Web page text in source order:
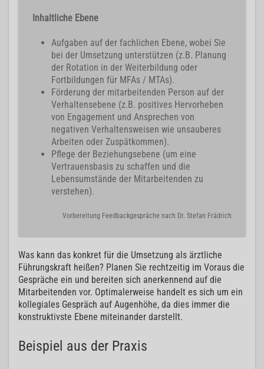
Inhaltliche Ebene
Aufgaben auf der fachlichen Ebene, wobei Sie
bei der Umsetzung unterstützen (z.B. Planung
der Rotation in der Weiterbildung oder
Fortbildungen für MFAs / MTAs).
Förderung der mitarbeitenden Person auf der
Verhaltensebene (z.B. positives Hervorheben
von Engagement und Ansprechen von
negativen Verhaltensweisen wie unsauberes
Arbeiten oder Zuspätkommen).
Pflege der Beziehungsebene (um eine
Vertrauensbasis zu schaffen und die
Lebensumstände der Mitarbeitenden zu
verstehen).
Vorbereitung Feedbackgespräche nach Dr. Stefan Frädrich
Was kann das konkret für die Umsetzung als ärztliche
Führungskraft heißen? Planen Sie rechtzeitig im Voraus die
Gespräche ein und bereiten sich anerkennend auf die
Mitarbeitenden vor. Optimalerweise handelt es sich um ein
kollegiales Gespräch auf Augenhöhe, da dies immer die
konstruktivste Ebene miteinander darstellt.
Beispiel aus der Praxis